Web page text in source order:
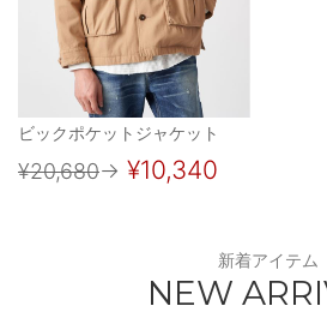
ビックポケットジャケット
¥20,680→ ¥10,340
新着アイテム
NEW